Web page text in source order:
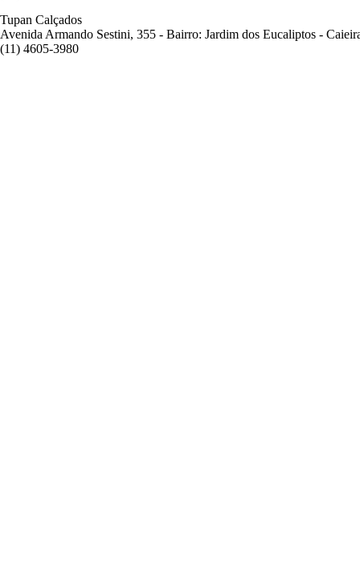
Tupan Calçados
Avenida Armando Sestini, 355 - Bairro: Jardim dos Eucaliptos -
(11) 4605-3980